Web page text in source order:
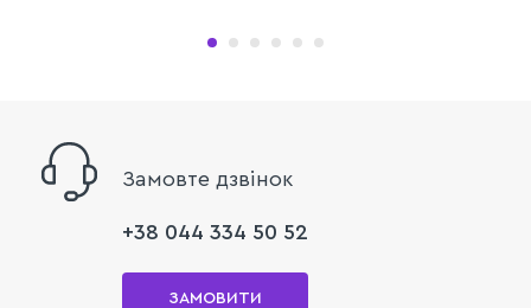
Замовте дзвінок
+38 044 334 50 52
ЗАМОВИТИ